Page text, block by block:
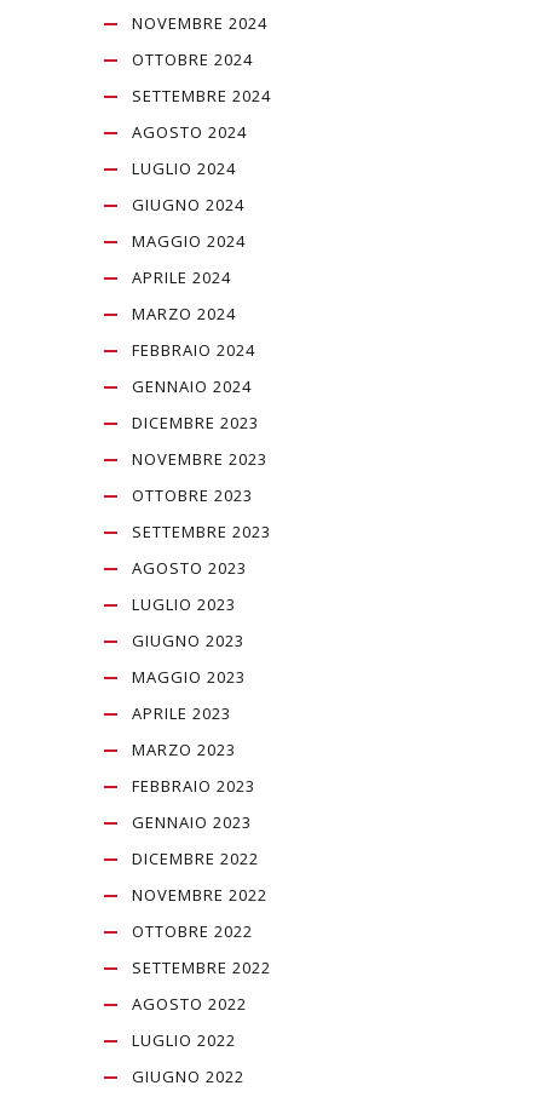
NOVEMBRE 2024
OTTOBRE 2024
SETTEMBRE 2024
AGOSTO 2024
LUGLIO 2024
GIUGNO 2024
MAGGIO 2024
APRILE 2024
MARZO 2024
FEBBRAIO 2024
GENNAIO 2024
DICEMBRE 2023
NOVEMBRE 2023
OTTOBRE 2023
SETTEMBRE 2023
AGOSTO 2023
LUGLIO 2023
GIUGNO 2023
MAGGIO 2023
APRILE 2023
MARZO 2023
FEBBRAIO 2023
GENNAIO 2023
DICEMBRE 2022
NOVEMBRE 2022
OTTOBRE 2022
SETTEMBRE 2022
AGOSTO 2022
LUGLIO 2022
GIUGNO 2022